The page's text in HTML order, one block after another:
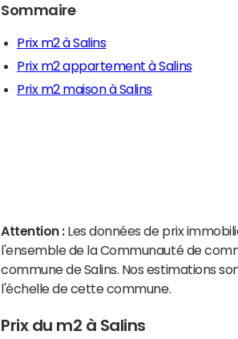
Sommaire
Prix m2 à Salins
Prix m2 appartement à Salins
Prix m2 maison à Salins
Attention : Les données de prix
l'ensemble de la Communauté de
commune de Salins. Nos estimations
l'échelle de cette commune.
Prix du m2 à Salins